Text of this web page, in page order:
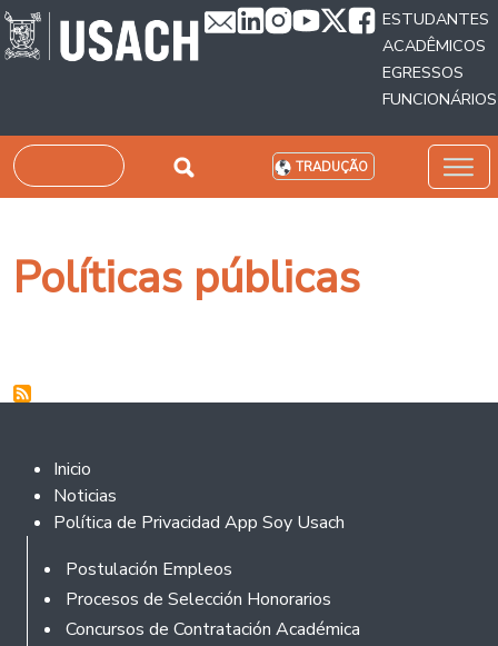
Passar para o conteúdo principal
ESTUDANTES
ACADÊMICOS
EGRESSOS
FUNCIONÁRIOS
Pesquisar TRADUÇÃO
Políticas públicas
Footer 2
Inicio
Noticias
Política de Privacidad App Soy Usach
Rodapé
Postulación Empleos
Procesos de Selección Honorarios
Concursos de Contratación Académica